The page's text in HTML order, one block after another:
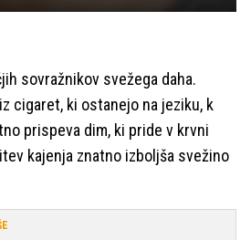
sovražnikov svežega daha.
cigaret, ki ostanejo na jeziku, k
prispeva dim, ki pride v krvni
kajenja znatno izboljša svežino